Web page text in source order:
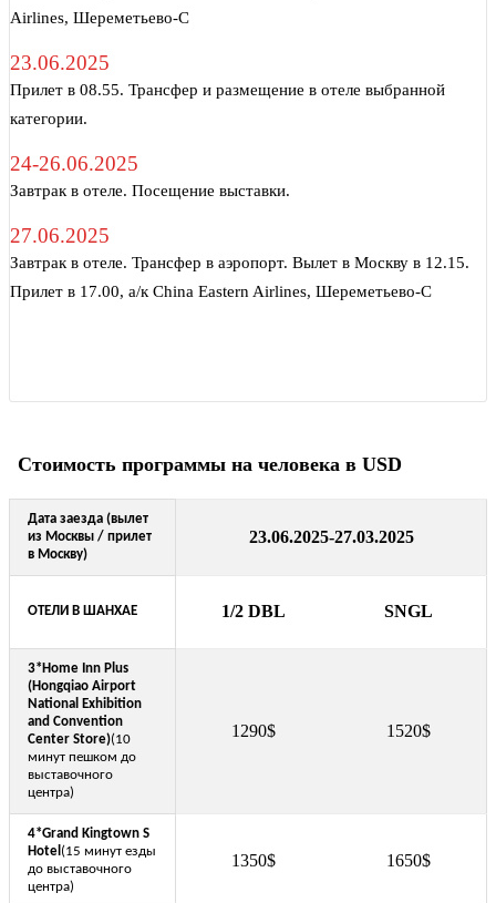
Airlines, Шереметьево-С
23.06.2025
Прилет в 08.55. Трансфер и размещение в отеле выбранной
категории.
24-26.06.2025
Завтрак в отеле. Посещение выставки.
27.06.2025
Завтрак в отеле. Трансфер в аэропорт. Вылет в Москву в 12.15.
Прилет в 17.00, а/к China Eastern Airlines, Шереметьево-С
Стоимость программы на человека в USD
Дата заезда (вылет
из Москвы / прилет
в Москву)
23.06.2025-27.03.2025
ОТЕЛИ В ШАНХАЕ 1/2 DBL SNGL
3*Home Inn Plus
(Hongqiao Airport
National Exhibition
and Convention
Center Store)(10
минут пешком до
выставочного
центра)
1290$ 1520$
4*Grand Kingtown S
Hotel (15 минут езды
до выставочного
центра)
1350$ 1650$